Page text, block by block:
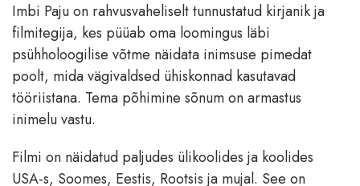
Imbi Paju on rahvusvaheliselt tunnustatud kirjanik ja
filmitegija, kes püüab oma loomingus läbi
psühholoogilise võtme näidata inimsuse pimedat
poolt, mida vägivaldsed ühiskonnad kasutavad
tööriistana. Tema põhimine sõnum on armastus
inimelu vastu.
Filmi on näidatud paljudes ülikoolides ja koolides
USA-s, Soomes, Eestis, Rootsis ja mujal. See on